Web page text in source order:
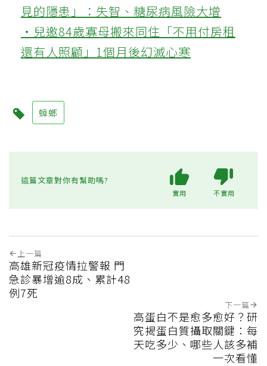
見的隱患」：失智、糖尿病風險大增
‧兒邀84歲寡母搬來同住「不用付房租
還有人照顧」1個月後幻滅心寒
蟑螂
這篇文章對你有幫助嗎?
實用 不實用
上一篇
高雄新冠疫情拉警報 門
急診暴增逾8成、累計48
例7死
下一篇
高蛋白不是愈多愈好？研
究揭蛋白質攝取關鍵：每
天吃多少、哪些人該多補
一次看懂